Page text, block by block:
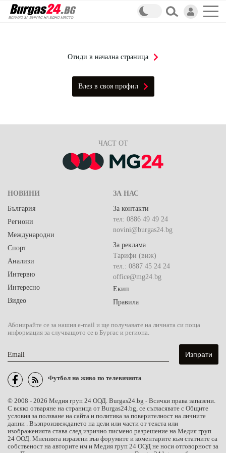
Отиди в начална страница
Влез в своя профил
ЧАСТ ОТ
НОВИНИ
България
Региони
Международни
Спорт
Анализи
Интервю
Интересно
Видео
ЗА НАС
За контакти
тел: 0886 49 49 24
novini@burgas24.bg
За реклама
Тарифи (виж)
тел.: 0887 45 24 24
office@mg24.bg
Екип
Правила
Абонирайте се за нашия e-mail и ще получавате на личната си поща
информация за случващото се в Бургас и региона.
Email
Футбол на живо по телевизията
© 2008 - 2026 Медия груп 24 ООД. Burgas24.bg - Всички права запазени.
С всяко отваряне на страница от Burgas24.bg, се съгласявате с Общите
условия за ползване на сайта и политика за поверителност на личните
данни . Възпроизвеждането на цели или части от текста или
изображенията става след изрично писмено разрешение на Медия груп
24 ООД. Мненията изразени във форумите и коментарите към статиите са
собственост на авторите им и Медия груп 24 ООД не носи отговорност за